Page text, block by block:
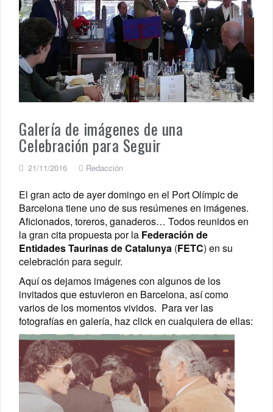
Galería de imágenes de una
Celebración para Seguir
21/11/2016 Redacción
El gran acto de ayer domingo en el Port Olímpic de
Barcelona tiene uno de sus resúmenes en imágenes.
Aficionados, toreros, ganaderos… Todos reunidos en
la gran cita propuesta por la Federación de
Entidades Taurinas de Catalunya (FETC) en su
celebración para seguir.
Aquí os dejamos imágenes con algunos de los
invitados que estuvieron en Barcelona, así como
varios de los momentos vividos. Para ver las
fotografías en galería, haz click en cualquiera de ellas: